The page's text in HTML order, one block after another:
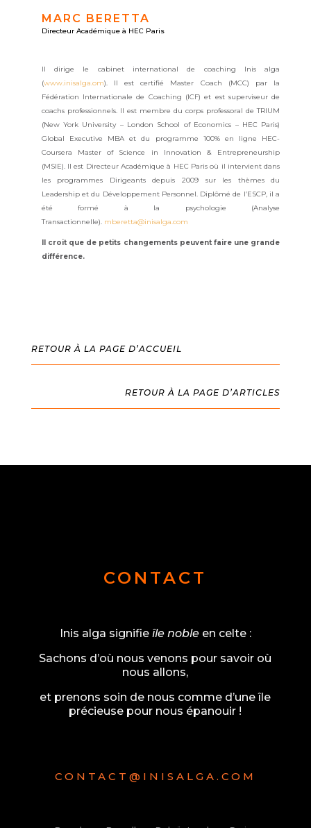
MARC BERETTA
Directeur Académique à HEC Paris
Il dirige le cabinet international de coaching Inis alga
(www.inisalga.om). Il est certifié Master Coach (MCC) par la
Fédération Internationale de Coaching (ICF) et est superviseur de
coachs professionnels. Il est membre du corps professoral de TRIUM
(New York University – London School of Economics – HEC Paris)
Global Executive MBA et du programme 100% en ligne HEC-
Coursera Master of Science in Innovation & Entrepreneurship
(MSIE). Il est Directeur Académique à HEC Paris où il intervient dans
les programmes Dirigeants depuis 2009 sur les thèmes du
Leadership et du Développement Personnel. Diplômé de l’ESCP, il a
été formé à la psychologie (Analyse
Transactionnelle). mberetta@inisalga.com
Il croit que de petits changements peuvent faire une grande
différence.
RETOUR À LA PAGE D’ACCUEIL
RETOUR À LA PAGE D’ARTICLES
CONTACT
Inis alga signifie île noble en celte :
Sachons d’où nous venons pour savoir où
nous allons,
et prenons soin de nous comme d’une île
précieuse pour nous épanouir !
CONTACT@INISALGA.COM